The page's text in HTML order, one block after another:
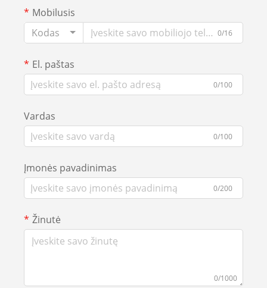
Mobilusis
Kodas
0/16
El. paštas
0/100
Vardas
0/100
Įmonės pavadinimas
0/200
Žinutė
0/1000